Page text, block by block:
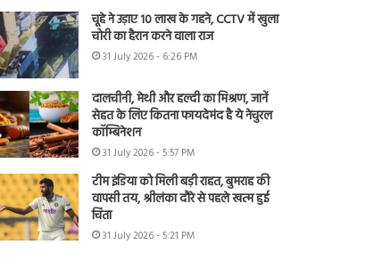
चूहे ने उड़ाए 10 लाख के गहने, CCTV में खुला
चोरी का हैरान करने वाला राज
31 July 2026 - 6:26 PM
दालचीनी, मेथी और हल्दी का मिश्रण, जानें
सेहत के लिए कितना फायदेमंद है ये नेचुरल
कॉम्बिनेशन
31 July 2026 - 5:57 PM
टीम इंडिया को मिली बड़ी राहत, बुमराह की
वापसी तय, श्रीलंका दौरे से पहले खत्म हुई
चिंता
31 July 2026 - 5:21 PM